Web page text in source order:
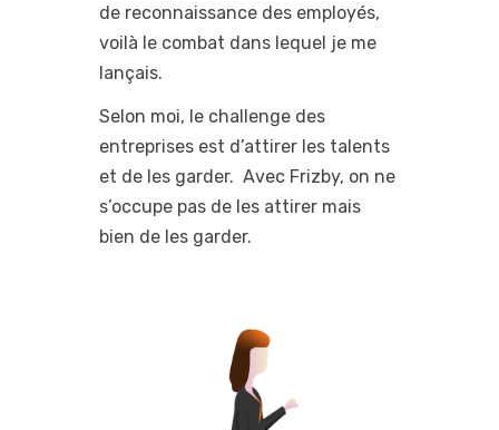
de reconnaissance des employés,
voilà le combat dans lequel je me
lançais.
Selon moi, le challenge des
entreprises est d’attirer les talents
et de les garder. Avec Frizby, on ne
s’occupe pas de les attirer mais
bien de les garder.